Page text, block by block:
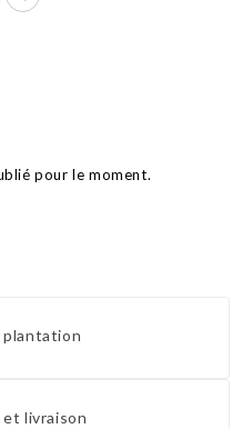
pour le moment.
plantation
livraison